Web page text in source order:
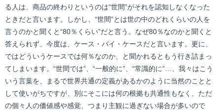
る人は、商品の終わりというのは“世間”がそれを認知しなくなった
ときだと言います。しかし、“世間”とは世の中のどれくらいの人を
言うのかと聞くと“80％くらい”だと言う。なぜ80％なのかと聞くと
答えられず、今度は、ケース・バイ・ケースだと言います。更に、
ではどういうケースでは何％なのか、と聞かれるともう行き詰まっ
てしまいます。“世間では”、“一般的に”、“常識的に”…、我々はこう
いう言葉を、まるで世界共通の定義があるかのように当然のことと
して使いがちですが、別にそこには何の根拠も共通性もなく、ただ
の個々人の価値感や感覚、つまり主観に過ぎない場合が多いので